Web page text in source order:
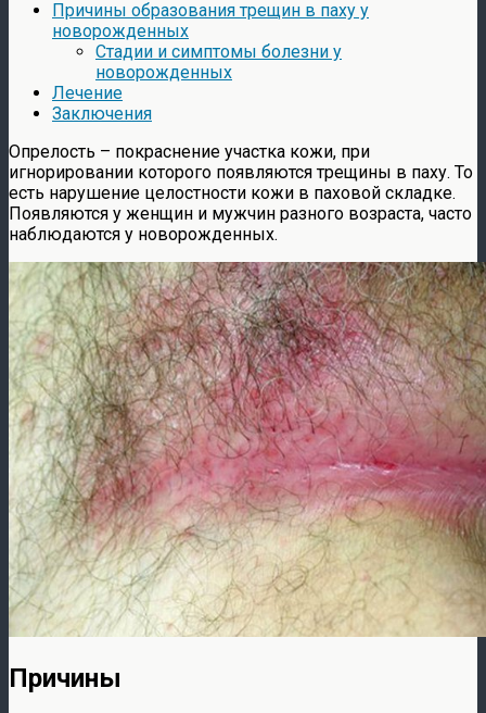
Причины образования трещин в паху у
новорожденных
Стадии и симптомы болезни у
новорожденных
Лечение
Заключения
Опрелость – покраснение участка кожи, при
игнорировании которого появляются трещины в паху. То
есть нарушение целостности кожи в паховой складке.
Появляются у женщин и мужчин разного возраста, часто
наблюдаются у новорожденных.
Причины